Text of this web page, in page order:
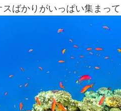
ばかりがいっぱい集まっ